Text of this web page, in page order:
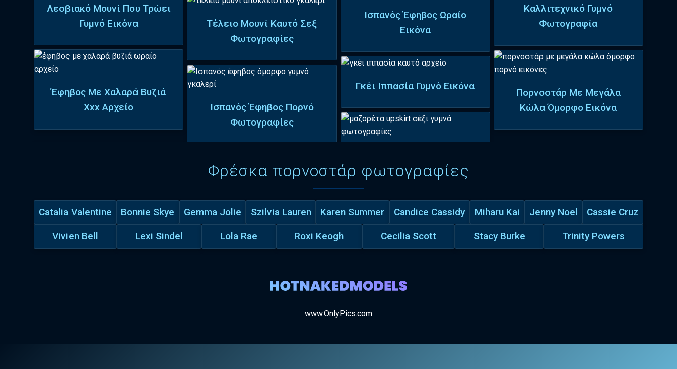
Λεσβιακό Μουνί Που Τρώει
Γυμνό Εικόνα
Έφηβος Με Χαλαρά Βυζιά
Xxx Αρχείο
Τέλειο Μουνί Καυτό Σεξ
Φωτογραφίες
Ισπανός Έφηβος Πορνό
Φωτογραφίες
Ισπανός Έφηβος Ωραίο
Εικόνα
Γκέι Ιππασία Γυμνό Εικόνα
Καλλιτεχνικό Γυμνό
Φωτογραφία
Πορνοστάρ Με Μεγάλα
Κώλα Όμορφο Εικόνα
Φρέσκα πορνοστάρ φωτογραφίες
Catalia Valentine Bonnie Skye Gemma Jolie Szilvia Lauren Karen Summer Candice Cassidy Miharu Kai Jenny Noel Cassie Cruz
Vivien Bell Lexi Sindel Lola Rae Roxi Keogh Cecilia Scott Stacy Burke Trinity Powers
www.OnlyPics.com